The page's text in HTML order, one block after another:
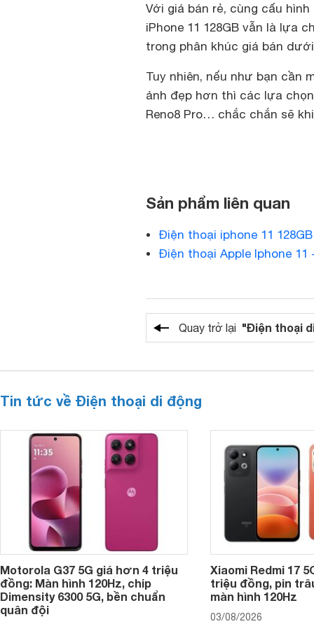
Với giá bán rẻ, cùng cấu
iPhone 11 128GB vẫn là lựa
trong phân khúc giá bán
Tuy nhiên, nếu như bạn cần
ảnh đẹp hơn thì các lựa chọn
Reno8 Pro… chắc chắn sẽ
Sản phẩm liên quan
Điện thoại iphone 11
Điện thoại Apple Iphone 11
Quay trở lại "Điện thoại
Tin tức về Điện thoại di động
Motorola G37 5G giá hơn 4 triệu
đồng: Màn hình 120Hz, chip
Dimensity 6300 5G, bền chuẩn
quân đội
Xiaomi Redmi 17
triệu đồng, pin
màn hình 120Hz
03/08/2026